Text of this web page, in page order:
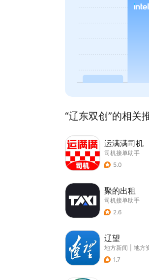
“辽东双创”的相关
运满满司机
司机接单助手
5.0
聚的出租
司机接单助手
2.6
辽望
地方新闻
地方
1.7